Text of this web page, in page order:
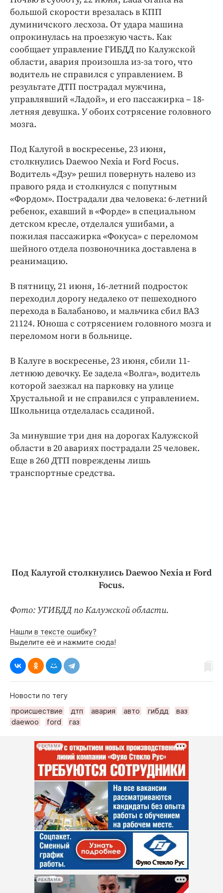
Интересное чтиво
Клиника года
Работодатель года
большой скорости врезалась в КПП
думиничского лесхоза. От удара машина
опрокинулась на проезжую часть. Как
сообщает управление ГИБДД по Калужской
области, авария произошла из-за того, что
водитель не справился с управлением. В
результате ДТП пострадал мужчина,
управлявший «Ладой», и его пассажирка – 18-
летняя девушка. У обоих сотрясение головного
мозга.
Под Калугой в воскресенье, 23 июня,
столкнулись Daewoo Nexia и Ford Focus.
Водитель «Дэу» решил повернуть налево из
правого ряда и столкнулся с попутным
«Фордом». Пострадали два человека: 6-летний
ребенок, ехавший в «Форде» в специальном
детском кресле, отделался ушибами, а
пожилая пассажирка «Фокуса» с переломом
шейного отдела позвоночника доставлена в
реанимацию.
В пятницу, 21 июня, 16-летний подросток
переходил дорогу недалеко от пешеходного
перехода в Балабаново, и мальчика сбил ВАЗ
21124. Юноша с сотрясением головного мозга и
переломом ноги в больнице.
В Калуге в воскресенье, 23 июня, сбили 11-
летнюю девочку. Ее задела «Волга», водитель
которой заезжал на парковку на улице
Хрустальной и не справился с управлением.
Школьница отделалась ссадиной.
За минувшие три дня на дорогах Калужской
области в 20 авариях пострадали 25 человек.
Еще в 260 ДТП повреждены лишь
транспортные средства.
Под Калугой столкнулись Daewoo Nexia и Ford
Focus.
Фото: УГИБДД по Калужской области.
Нашли в тексте ошибку?
Выделите её и нажмите сюда!
Новости по тегу
происшествие
дтп авария авто гибдд
ваз
daewoo
ford газ
РЕКЛАМА
РЕКЛАМА